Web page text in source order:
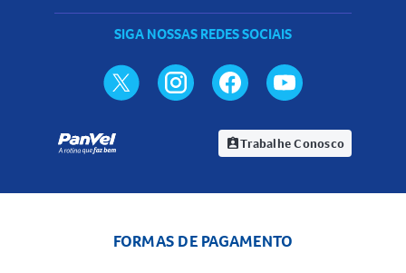
SIGA NOSSAS REDES SOCIAIS
assignment_indTrabalhe Conosco
FORMAS DE PAGAMENTO